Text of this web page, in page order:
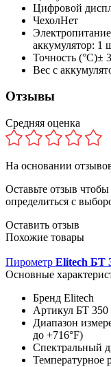
Цифровой
ЧехолНет
аккумулятор: 1
Точность (°С)±
Вес с
Отзывы
Средняя оценка
На основании
Оставьте отзыв
определиться с
Оставить отзыв
Похожие товары
Пирометр Elitech БТ
Основные
Бренд Elitech
Артикул БТ 350
Диапазон
до +716°F)
Спектральный
Температурное